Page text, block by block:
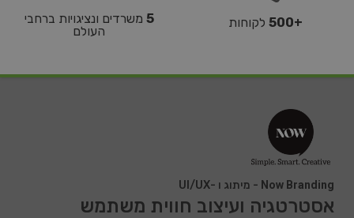
+500 לקוחות 5 משרדים ונציגויות ברחבי
העולם
Now Branding - מיתוג ו -UI/UX
אסטרטגיה ועיצוב חווית משתמש